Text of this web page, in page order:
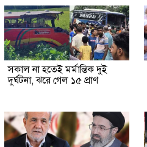
সকাল না হতেই মর্মান্তিক দুই
দুর্ঘটনা, ঝরে গেল ১৫ প্রাণ